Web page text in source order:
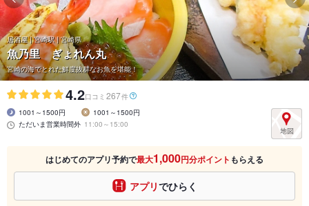
居酒屋 | 宮崎駅 | 宮崎県
魚乃里 ぎょれん丸
宮崎の海でとれた鮮度抜群なお魚を堪能！
4.2口コミ 267件
1001～1500円
1001～1500円
ただいま営業時間外 11:00～15:00
はじめてのアプリ予約で最大1,000円分ポイント もらえる
アプリでひらく